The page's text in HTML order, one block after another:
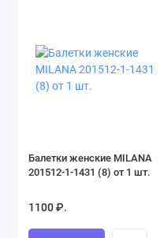
Балетки женские MILANA
201512-1-1431 (8) от 1 шт.
1100 ₽.